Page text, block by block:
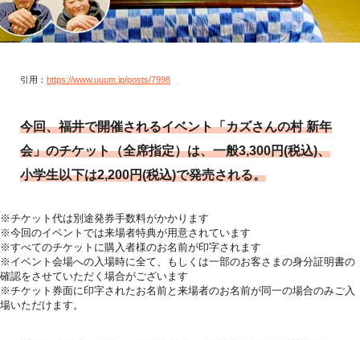
引用： https://www.uuum.jp/posts/7998
今回、福井で開催されるイベント「カズさんの村 新年
会」のチケット（全席指定）は、一般3,300円(税込)、
小学生以下は2,200円(税込)で発売される。
※チケット代は別途発券手数料がかかります
※今回のイベントでは来場者特典が用意されています
※すべてのチケットに購入者様のお名前が印字されます
※イベント会場への入場時に全て、もしくは一部のお客さまの身分証明書の
確認をさせていただく場合がございます
※チケット券面に印字されたお名前と来場者のお名前が同一の場合のみご入
場いただけます。